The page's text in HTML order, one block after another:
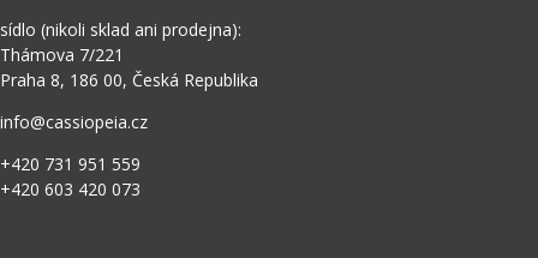
sídlo (nikoli sklad ani prodejna):
Thámova 7/221
Praha 8, 186 00, Česká Republika
info@cassiopeia.cz
+420 731 951 559
+420 603 420 073